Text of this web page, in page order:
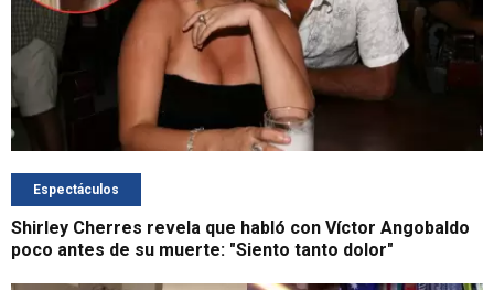
Espectáculos
Shirley Cherres revela que habló con Víctor Angobaldo
poco antes de su muerte: "Siento tanto dolor"